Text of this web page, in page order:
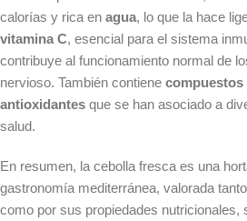
calorías y rica en agua, lo que la hace
vitamina C, esencial para el sistema
contribuye al funcionamiento normal de
nervioso. También contiene compuestos
antioxidantes que se han asociado a
salud.
En resumen, la cebolla fresca es una
gastronomía mediterránea, valorada
como por sus propiedades nutricionales,